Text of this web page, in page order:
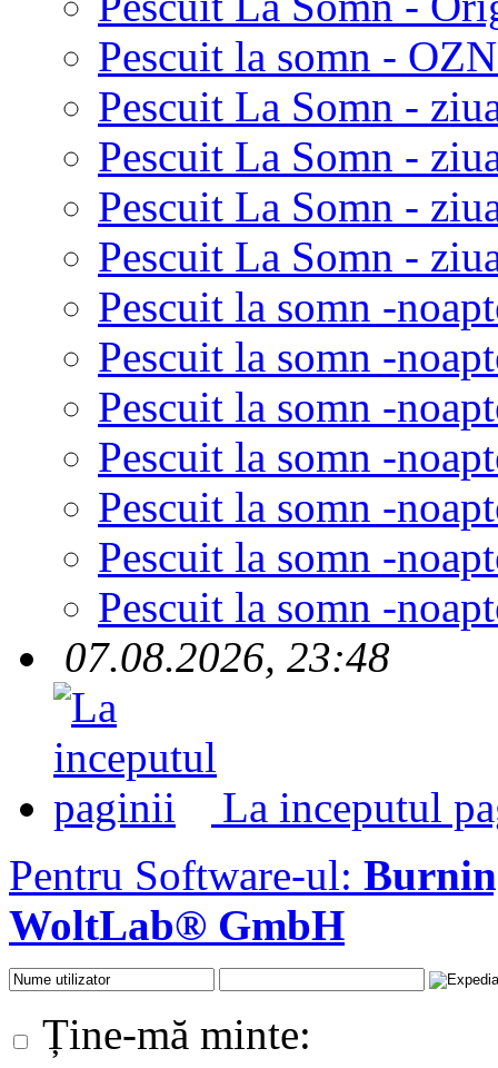
Pescuit la somn -
Pescuit La Somn -
Pescuit La Somn -
Pescuit La Somn -
Pescuit La Somn -
Pescuit la somn -
Pescuit la somn -
Pescuit la somn -
Pescuit la somn -
Pescuit la somn -
Pescuit la somn -
Pescuit la somn -
07.08.2026, 23:48
La inceputul
Pentru Software-ul:
WoltLab® GmbH
Ține-mă minte: